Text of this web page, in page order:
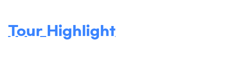
Tour Highlight